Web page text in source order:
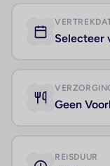
Selecteer
Geen
REISDUUR